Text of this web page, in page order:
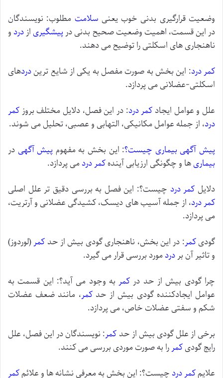
وضعیت قرارگیری بدنی خوب یعنی سلامت مطلوب: نویسندگان
در این قسمت، اهمیت وضعیت صحیح بدنی در پیشگیری از درد و
ناهنجاری های اسکلتی را توضیح می دهند.
کمر درد: این بخش به صورت مفصل به یکی از شایع تریندردهای
اسکلتی-عضلانی می پردازد.
علل و عوامل ایجاد کمر درد: در این فصل، دلایل مختلف بروز کمر
درد، از جمله عوامل مکانیکی، التهابی و عصبی، تحلیل می شوند.
پیش آگهی بیماری چیست؟: این بخش به مفهوم پیش آگهی در
بیماریها و چگونگی ارزیابی آیندهکمر دردمی پردازد.
دلایل کمر درد چیست؟: این فصل به بررسی دقیق تر علل اصلی
کمر درد، از جمله آسیب های دیسک، کشیدگی عضلانی و آرتریت،
می پردازد.
گودیکمر: در این بخش، ناهنجاری گودی بیش از حد کمر (لوردوز)
و تاثیر آن بر دردمورد بررسی قرار می گیرد.
چرا گودی بیش از حد در کمر به وجود می آید؟: این قسمت به
عوامل ایجادکننده گودی بیش از حدکمر، مانند ضعف عضلات
شکم و سفتی عضلات خاص، می پردازد.
برخی از علل گودی بیش از حد کمر: نویسندگان در این فصل، علل
رایج گودیکمر را به صورت موردی بررسی می کنند.
علایمکمر درد چیست؟: این بخش به معرفی نشانه ها و علائمکمر